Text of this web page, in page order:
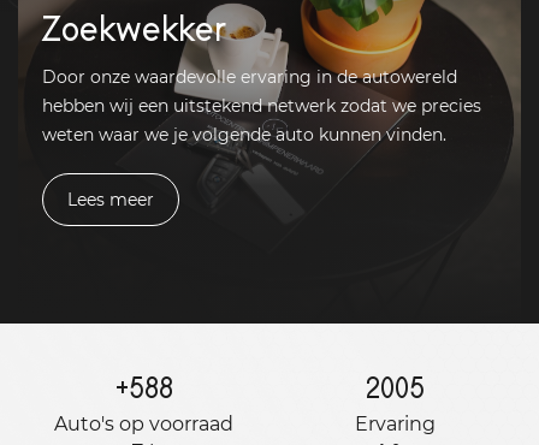
Zoekwekker
Door onze waardevolle ervaring in de autowereld
hebben wij een uitstekend netwerk zodat we precies
weten waar we je volgende auto kunnen vinden.
Lees meer
+588
Auto's op voorraad
2005
Ervaring